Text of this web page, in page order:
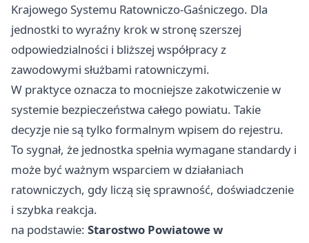
Krajowego Systemu Ratowniczo-Gaśniczego. Dla
jednostki to wyraźny krok w stronę szerszej
odpowiedzialności i bliższej współpracy z
zawodowymi służbami ratowniczymi.
W praktyce oznacza to mocniejsze zakotwiczenie w
systemie bezpieczeństwa całego powiatu. Takie
decyzje nie są tylko formalnym wpisem do rejestru.
To sygnał, że jednostka spełnia wymagane standardy i
może być ważnym wsparciem w działaniach
ratowniczych, gdy liczą się sprawność, doświadczenie
i szybka reakcja.
na podstawie: Starostwo Powiatowe w